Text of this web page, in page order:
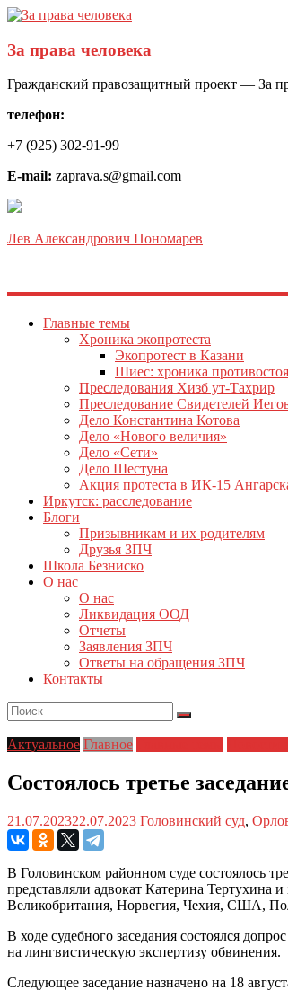
За права человека
Гражданский правозащитный проект — За
телефон:
+7 (925) 302-91-99
E-mail: zaprava.s@gmail.com
Лев Александрович Пономарев
Главные темы
Хроника экопротеста
Экопротест в Казани
Шиес: хроника
Преследования Хизб ут-Тахрир
Преследование Свидетелей
Дело Константина Котова
Дело «Нового величия»
Дело «Сети»
Дело Шестуна
Акция протеста в ИК-15
Иркутск: расследование
Блоги
Призывникам и их родителям
Друзья ЗПЧ
Школа Безниско
О нас
О нас
Ликвидация ООД
Отчеты
Заявления ЗПЧ
Ответы на обращения ЗПЧ
Контакты
Актуальное Главное
Состоялось третье
21.07.202322.07.2023 Головинский суд,
В Головинском районном суде состоялось
представляли адвокат Катерина
Великобритания, Норвегия, Чехия, США,
В ходе судебного заседания состоялся
на лингвистическую экспертизу обвинения.
Следующее заседание назначено на 18